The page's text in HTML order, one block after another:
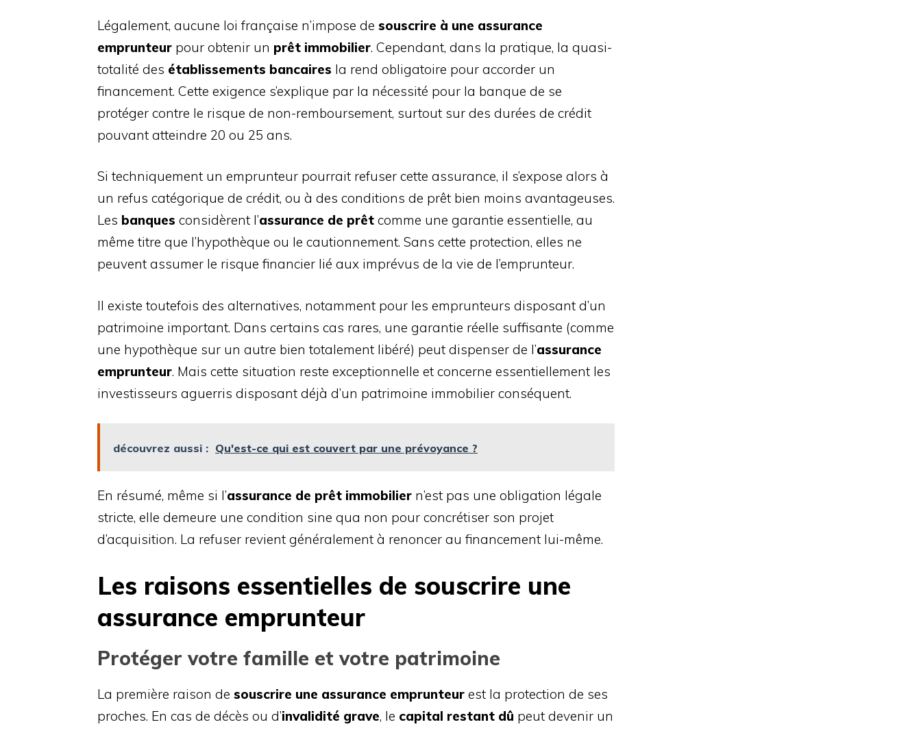
Légalement, aucune loi française n’impose de souscrire à une assurance
emprunteur pour obtenir un prêt immobilier. Cependant, dans la pratique, la quasi-
totalité des établissements bancaires la rend obligatoire pour accorder un
financement. Cette exigence s’explique par la nécessité pour la banque de se
protéger contre le risque de non-remboursement, surtout sur des durées de crédit
pouvant atteindre 20 ou 25 ans.
Si techniquement un emprunteur pourrait refuser cette assurance, il s’expose alors à
un refus catégorique de crédit, ou à des conditions de prêt bien moins avantageuses.
Les banques considèrent l’assurance de prêt comme une garantie essentielle, au
même titre que l’hypothèque ou le cautionnement. Sans cette protection, elles ne
peuvent assumer le risque financier lié aux imprévus de la vie de l’emprunteur.
Il existe toutefois des alternatives, notamment pour les emprunteurs disposant d’un
patrimoine important. Dans certains cas rares, une garantie réelle suffisante (comme
une hypothèque sur un autre bien totalement libéré) peut dispenser de l’assurance
emprunteur. Mais cette situation reste exceptionnelle et concerne essentiellement les
investisseurs aguerris disposant déjà d’un patrimoine immobilier conséquent.
découvrez aussi : Qu'est-ce qui est couvert par une prévoyance ?
En résumé, même si l’assurance de prêt immobilier n’est pas une obligation légale
stricte, elle demeure une condition sine qua non pour concrétiser son projet
d’acquisition. La refuser revient généralement à renoncer au financement lui-même.
Les raisons essentielles de souscrire une
assurance emprunteur
Protéger votre famille et votre patrimoine
La première raison de souscrire une assurance emprunteur est la protection de ses
proches. En cas de décès ou d’invalidité grave, le capital restant dû peut devenir un